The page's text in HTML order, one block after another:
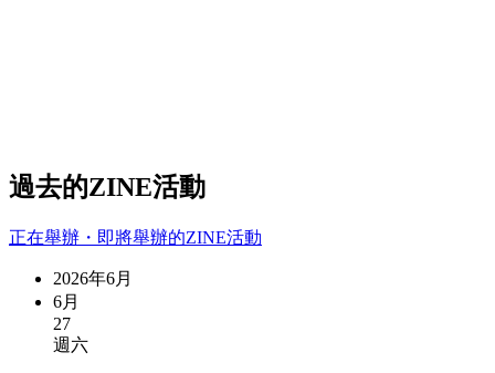
過去的ZINE活動
正在舉辦・即將舉辦的ZINE活動
2026年6月
6月
27
週六